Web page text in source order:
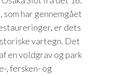
som har gennemgået
er dets
vartegn. Det
en voldgrav og park
, fersken- og